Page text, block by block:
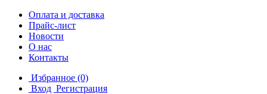
Оплата и доставка
Прайс-лист
Новости
О нас
Контакты
Избранное (0)
Вход Регистрация